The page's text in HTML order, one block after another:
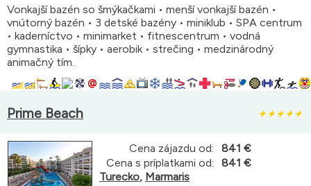
Vonkajší bazén so šmýkačkami • menší vonkajší bazén •
vnútorný bazén • 3 detské bazény • miniklub • SPA centrum
• kaderníctvo • minimarket • fitnescentrum • vodná
gymnastika • šípky • aerobik • strečing • medzinárodný
animačný tím.
Prime Beach
Cena zájazdu od:
841 €
Cena s príplatkami od:
841 €
Turecko, Marmaris